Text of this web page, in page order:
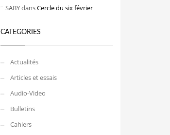
SABYdansCercle du six février
CATEGORIES
Actualités
Articles et essais
Audio-Video
Bulletins
Cahiers